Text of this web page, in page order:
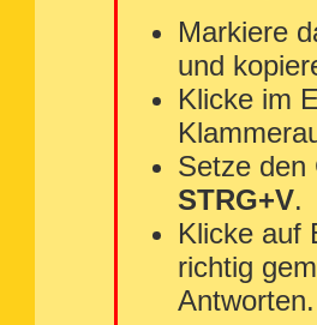
Markiere
und
Klicke im
Setze den
STRG+V.
Klicke auf
richtig
Antworten.